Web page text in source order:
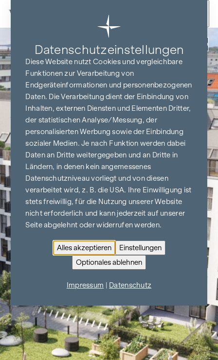
Zum Inhalt springen
Datenschutz­einstellungen
Diese Website nutzt Cookies und vergleichbare
Funktionen zur Verarbeitung von
Endgeräteinformationen und personenbezogenen
Daten. Die Verarbeitung dient der Einbindung von
Inhalten, externen Diensten und Elementen Dritter,
der statistischen Analyse/Messung, der
personalisierten Werbung sowie der Einbindung
sozialer Medien. Je nach Funktion werden dabei
Daten an Dritte weitergegeben und an Dritte in
Ländern, in denen kein angemessenes
Datenschutzniveau vorliegt und von diesen
verarbeitet wird, z. B. die USA. Ihre Einwilligung ist
stets freiwillig, für die Nutzung unserer Website
nicht erforderlich und kann jederzeit auf unserer
Seite abgelehnt oder widerrufen werden.
Alles akzeptieren
Einstellungen
Optionales ablehnen
Impressum Datenschutz